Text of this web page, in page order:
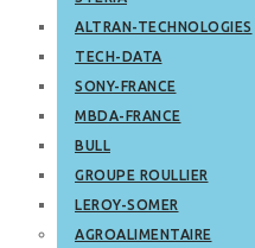
ALTRAN-TECHNOLOGIES
TECH-DATA
SONY-FRANCE
MBDA-FRANCE
BULL
GROUPE ROULLIER
LEROY-SOMER
AGROALIMENTAIRE